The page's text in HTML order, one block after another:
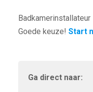
Goede keuze! Start
Ga direct naar: